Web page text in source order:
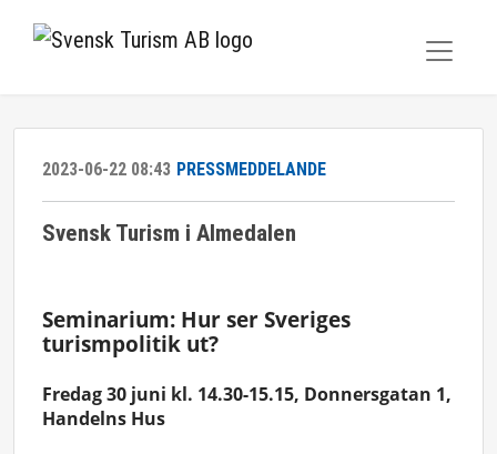
2023-06-22 08:43 PRESSMEDDELANDE
Svensk Turism i Almedalen
Seminarium: Hur ser Sveriges
turismpolitik ut?
Fredag 30 juni kl. 14.30-15.15, Donnersgatan 1,
Handelns Hus